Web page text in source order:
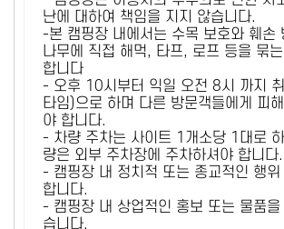
난에 대하여 책임을 지지 않습니다.
-본 캠핑장 내에서는 수목 보호와 훼손
나무에 직접 해먹, 타프, 로프 등을 묶
합니다
- 오후 10시부터 익일 오전 8시 까지
타임)으로 하며 다른 방문객들에게 피
야 합니다.
- 차량 주차는 사이트 1개소당 1대로
량은 외부 주차장에 주차하셔야 합니다.
- 캠핑장 내 정치적 또는 종교적인 행위
합니다.
- 캠핑장 내 상업적인 홍보 또는 물품
습니다.